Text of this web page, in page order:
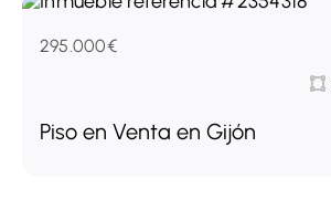
295.000€
Piso en Venta en Gijón